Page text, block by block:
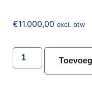
€11.000,00 excl. btw